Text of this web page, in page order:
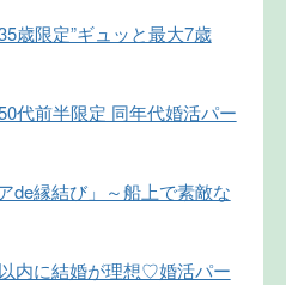
歳限定”ギュッと最大7歳
代前半限定 同年代婚活パー
de縁結び」～船上で素敵な
内に結婚が理想♡婚活パー